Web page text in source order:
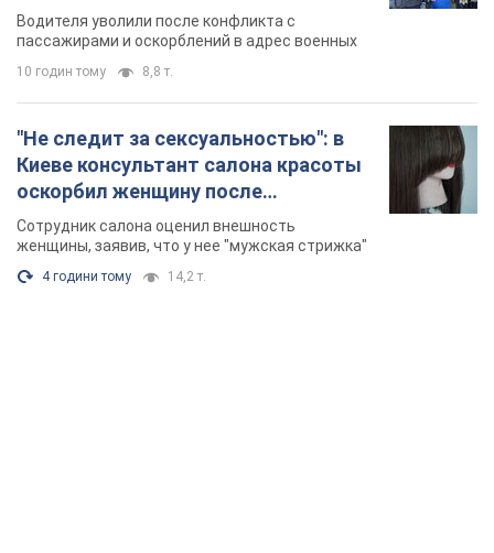
военным и поплатился за это.
Видео
Водителя уволили после конфликта с
пассажирами и оскорблений в адрес военных
10 годин тому 8,8 т.
"Не следит за сексуальностью": в
Киеве консультант салона красоты
оскорбил женщину после
химиотерапии, разгорелся скандал.
Фото
Сотрудник салона оценил внешность
женщины, заявив, что у нее "мужская стрижка"
4 години тому 14,2 т.